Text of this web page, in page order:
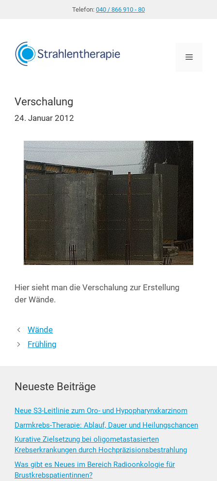
Telefon: 040 / 866 910 - 80
Menü
Verschalung
24. Januar 2012
Hier sieht man die Ver­scha­lung zur Erstel­lung
der Wände.
Wände
Frühling
Neueste Beiträge
Neue S3-Leitlinie zum Oro- und Hypopharynxkarzinom
Darmkrebs-Therapie: Ablauf, Dauer und Heilungschancen
Kurative Zielsetzung bei oligometastasierten
Krebserkrankungen durch Hochpräzisionsbestrahlung
Was gibt es Neues im Bereich Radioonkologie für
Brustkrebspatientinnen?